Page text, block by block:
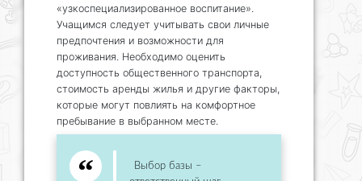
«узкоспециализированное воспитание».
Учащимся следует учитывать свои личные
предпочтения и возможности для
проживания. Необходимо оценить
доступность общественного транспорта,
стоимость аренды жилья и другие факторы,
которые могут повлиять на комфортное
пребывание в выбранном месте.
Выбор базы –